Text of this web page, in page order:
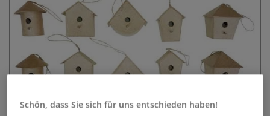
Schön, dass Sie sich für uns entschieden haben!